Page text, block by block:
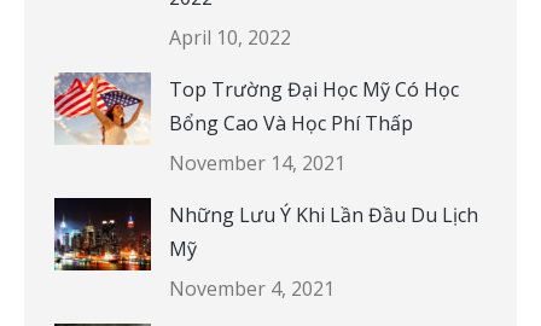
April 10, 2022
Top Trường Đại Học Mỹ Có Học
Bổng Cao Và Học Phí Thấp
November 14, 2021
Những Lưu Ý Khi Lần Đầu Du Lịch
Mỹ
November 4, 2021